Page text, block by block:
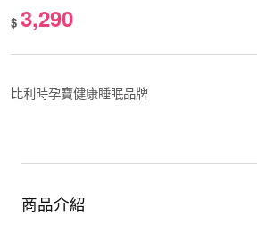
$ 3,290
比利時孕寶健康睡眠品牌
商品介紹